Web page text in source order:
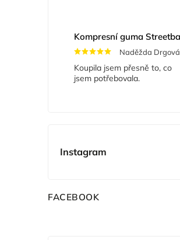
Naděžda Drgová
Koupila jsem přesně to, co
jsem potřebovala.
Instagram
FACEBOOK